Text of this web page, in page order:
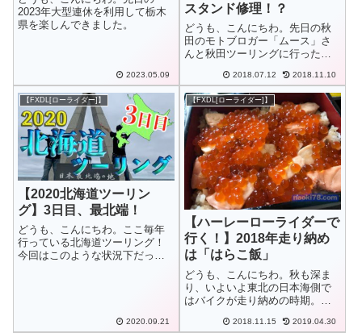
2023年大型連休を利用して栃木
県を楽しんできました。
2023.05.09
スタンド修理！？
どうも、こんにちわ。先日の秋
田のモトブロガー「ムース」さ
んと秋田ツーリングに行ったと
のキックスタンドって少し出し
にくくなっています。なので、
多くの方がキックスタンドにエ
クステンションを付けて延長し
て、出したり、...
2018.07.12 2018.11.10
【FXDL[ローライダー]】
【2020北海道ツーリン
グ】3日目、最北端！
どうも、こんにちわ。ここ毎年
行っている北海道ツーリング！
今回はこのような状況下だった
り、相方Mさんとのハーレー2台
2020.09.21
【FXDL[ローライダー]】
【ハーレーローライダーで
行く！】2018年走り納め
は「はらこ飯」
どうも、こんにちわ。秋も深ま
り、いよいよ東北の日本海側で
はバイクが走り納めの時期。走
もと思ったのですが…天気不安
2018.11.15 2019.04.30